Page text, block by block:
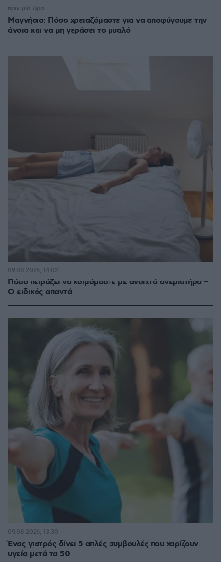
Μαγνήσιο: Πόσο χρειαζόμαστε για να αποφύγουμε την
άνοια και να μη γεράσει το μυαλό
πριν μία ώρα
Πόσο πειράζει να κοιμόμαστε με ανοιχτό ανεμιστήρα –
Ο ειδικός απαντά
09.08.2026, 14:02
Ένας γιατρός δίνει 5 απλές συμβουλές που χαρίζουν
υγεία μετά τα 50
09.08.2026, 13:30